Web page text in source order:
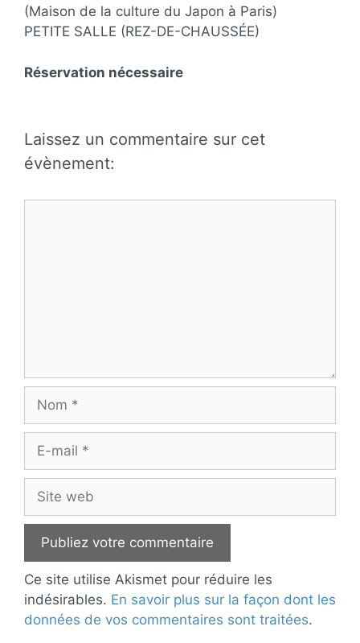
(Maison de la culture du Japon à Paris)
PETITE SALLE (REZ-DE-CHAUSSÉE)
Réservation nécessaire
Laissez un commentaire sur cet
évènement:
Nom
Site
web
Ce site utilise Akismet pour réduire les
indésirables. En savoir plus sur la façon dont les
données de vos commentaires sont traitées.